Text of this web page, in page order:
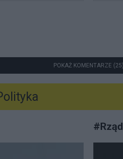
POKAŻ KOMENTARZE (25)
#Rząd